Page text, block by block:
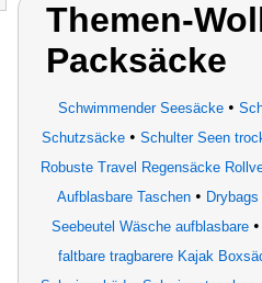
Themen-
Packsäcke
Schwimmender Seesäcke•
Schutzsäcke• Schulter Seen
Robuste Travel Regensäcke
Aufblasbare Taschen• Drybags
Seebeutel Wäsche aufblasbare
faltbare tragbarere Kajak